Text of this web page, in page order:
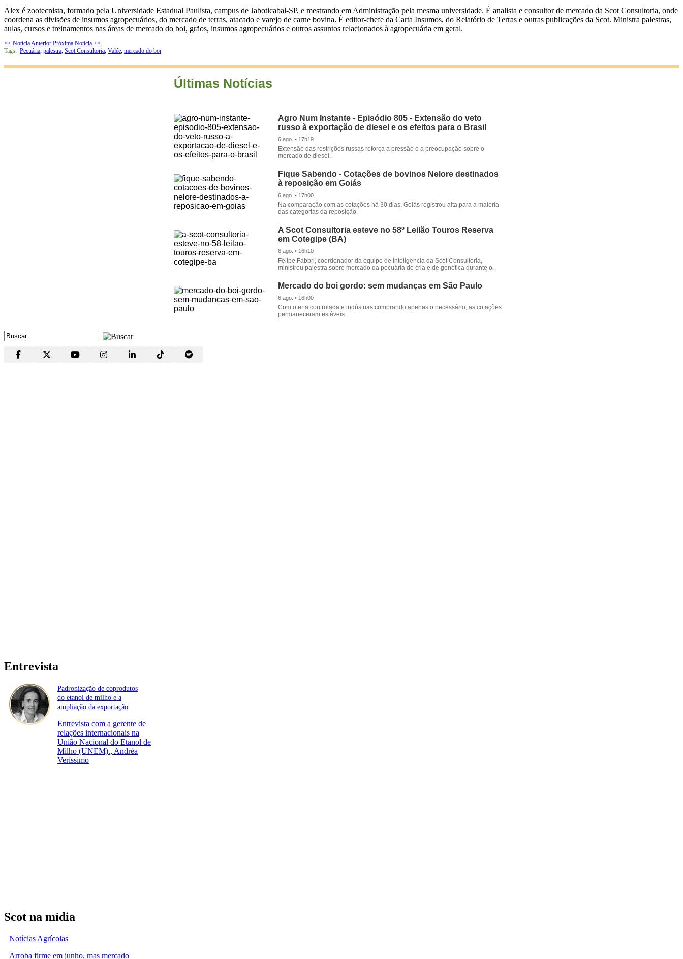
Alex é zootecnista, formado pela Universidade Estadual Paulista, campus de Jaboticabal-SP, e mestrando em Administração pela mesma universidade. É analista e consultor de mercado da Scot Consultoria, onde
coordena as divisões de insumos agropecuários, do mercado de terras, atacado e varejo de carne bovina. É editor-chefe da Carta Insumos, do Relatório de Terras e outras publicações da Scot. Ministra palestras,
aulas, cursos e treinamentos nas áreas de mercado do boi, grãos, insumos agropecuários e outros assuntos relacionados à agropecuária em geral.
<< Notícia Anterior Próxima Notícia >>
Tags: Pecuária, palestra, Scot Consultoria, Valée, mercado do boi
Últimas Notícias
Agro Num Instante - Episódio 805 - Extensão do veto
russo à exportação de diesel e os efeitos para o Brasil
6 ago. • 17h19
Extensão das restrições russas reforça a pressão e a preocupação sobre o
mercado de diesel.
Fique Sabendo - Cotações de bovinos Nelore destinados
à reposição em Goiás
6 ago. • 17h00
Na comparação com as cotações há 30 dias, Goiás registrou alta para a maioria
das categorias da reposição.
A Scot Consultoria esteve no 58º Leilão Touros Reserva
em Cotegipe (BA)
6 ago. • 16h10
Felipe Fabbri, coordenador da equipe de inteligência da Scot Consultoria,
ministrou palestra sobre mercado da pecuária de cria e de genética durante o.
Mercado do boi gordo: sem mudanças em São Paulo
6 ago. • 16h00
Com oferta controlada e indústrias comprando apenas o necessário, as cotações
permaneceram estáveis.
Entrevista
Padronização de coprodutos
do etanol de milho e a
ampliação da exportação
Entrevista com a gerente de
relações internacionais na
União Nacional do Etanol de
Milho (UNEM)., Andréa
Veríssimo
Scot na mídia
Notícias Agrícolas
Arroba firme em junho, mas mercado